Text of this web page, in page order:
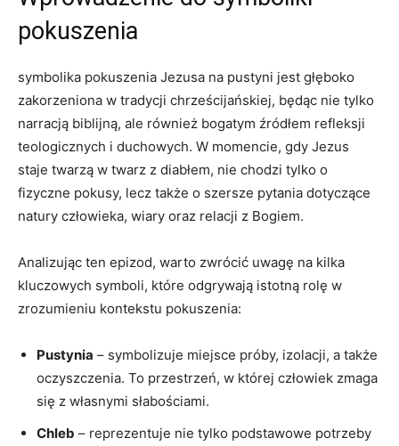
pokuszenia
symbolika pokuszenia Jezusa na ⁢pustyni jest głęboko
‌zakorzeniona w tradycji chrześcijańskiej, ⁢będąc nie tylko
narracją ‍biblijną, ale również ⁤bogatym źródłem refleksji
teologicznych i duchowych. W momencie, gdy Jezus
‍staje twarzą w twarz z diabłem, nie chodzi tylko o‍
fizyczne pokusy,‌ lecz także o ‌szersze pytania dotyczące
natury człowieka, ‌wiary oraz relacji z Bogiem.
Analizując ten epizod, warto⁤ zwrócić uwagę na kilka‌
kluczowych symboli, które odgrywają istotną rolę w
zrozumieniu kontekstu pokuszenia:
Pustynia – symbolizuje miejsce ‌próby, izolacji, a także
oczyszczenia. To przestrzeń, w której człowiek​ zmaga
się z własnymi⁢ słabościami.
Chleb – reprezentuje⁣ nie tylko podstawowe potrzeby‌